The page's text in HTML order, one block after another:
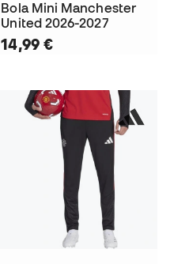
Bola Mini Manchester
United 2026-2027
14,99 €